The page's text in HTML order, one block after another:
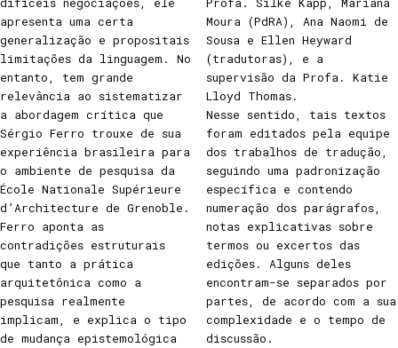
apresenta uma certa
generalização e propositais
limitações da linguagem. No
entanto, tem grande
relevância ao sistematizar
a abordagem crítica que
Sérgio Ferro trouxe de sua
experiência brasileira para
o ambiente de pesquisa da
École Nationale Supérieure
d’Architecture de Grenoble.
Ferro aponta as
contradições estruturais
que tanto a prática
arquitetônica como a
pesquisa realmente
implicam, e explica o tipo
de mudança epistemológica
Moura (PdRA), Ana Naomi de
Sousa e Ellen Heyward
(tradutoras), e a
supervisão da Profa. Katie
Lloyd Thomas.
Nesse sentido, tais textos
foram editados pela equipe
dos trabalhos de tradução,
seguindo uma padronização
específica e contendo
numeração dos parágrafos,
notas explicativas sobre
termos ou excertos das
edições. Alguns deles
encontram-se separados por
partes, de acordo com a sua
complexidade e o tempo de
discussão.